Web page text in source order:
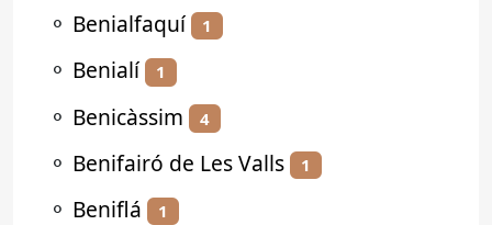
⚬ Benialfaquí 1
⚬ Benialí 1
⚬ Benicàssim 4
⚬ Benifairó de Les Valls 1
⚬ Beniflá 1